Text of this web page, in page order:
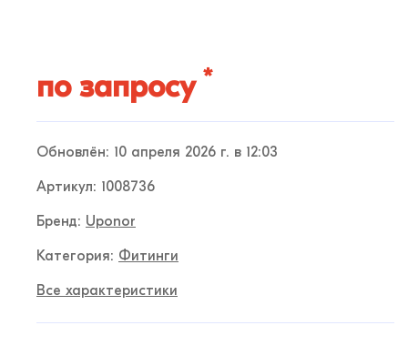
по запросу *
Обновлён: 10 апреля 2026 г. в 12:03
Артикул: 1008736
Бренд: Uponor
Категория: Фитинги
Все характеристики